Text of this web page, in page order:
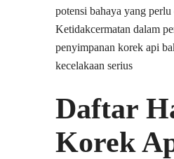
potensi bahaya yang
Ketidakcermatan dalam
penyimpanan korek api
kecelakaan serius
Daftar
Korek